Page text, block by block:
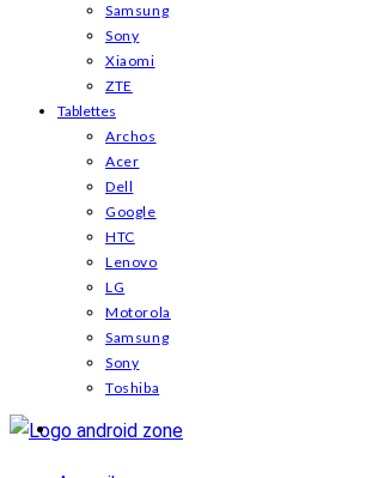
Samsung
Sony
Xiaomi
ZTE
Tablettes
Archos
Acer
Dell
Google
HTC
Lenovo
LG
Motorola
Samsung
Sony
Toshiba